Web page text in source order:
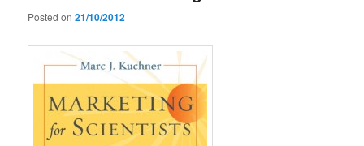
Posted on21/10/2012